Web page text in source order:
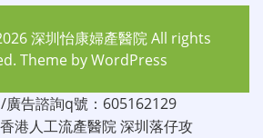
深圳怡康婦產醫院All rights
Theme byWordPress
廣告諮詢q號：605162129
香港人工流產醫院深圳落仔攻